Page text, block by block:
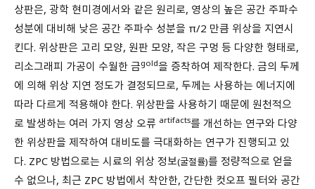
상판은, 광학 현미경에서와 같은 원리로, 영상의 높은 공간 주파수
성분에 대비해 낮은 공간 주파수 성분을 π/2 만큼 위상을 지연시
킨다. 위상판은 고리 모양, 원판 모양, 작은 구멍 등 다양한 형태로,
리소그래피 가공이 수월한 금gold을 증착하여 제작한다. 금의 두께
에 의해 위상 지연 정도가 결정되므로, 두께는 사용하는 에너지에
따라 다르게 적용해야 한다. 위상판을 사용하기 때문에 원천적으
로 발생하는 여러 가지 영상 오류 artifacts를 개선하는 연구와 다양
한 위상판을 제작하여 대비도를 극대화하는 연구가 진행되고 있
다. ZPC 방법으로는 시료의 위상 정보(굴절률)를 정량적으로 얻을
수 없으나, 최근 ZPC 방법에서 착안한, 간단한 컷오프 필터와 공간